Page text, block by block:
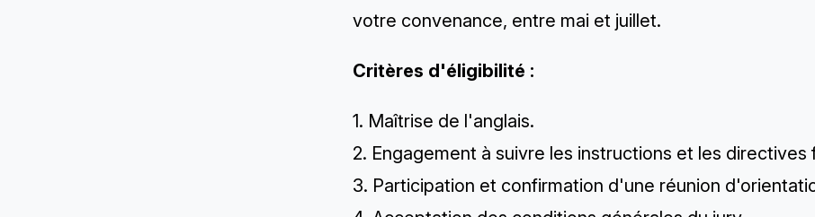
votre convenance, entre mai et juillet.
Critères d'éligibilité :
1. Maîtrise de l'anglais.
2. Engagement à suivre les instructions et les directives
3. Participation et confirmation d'une réunion